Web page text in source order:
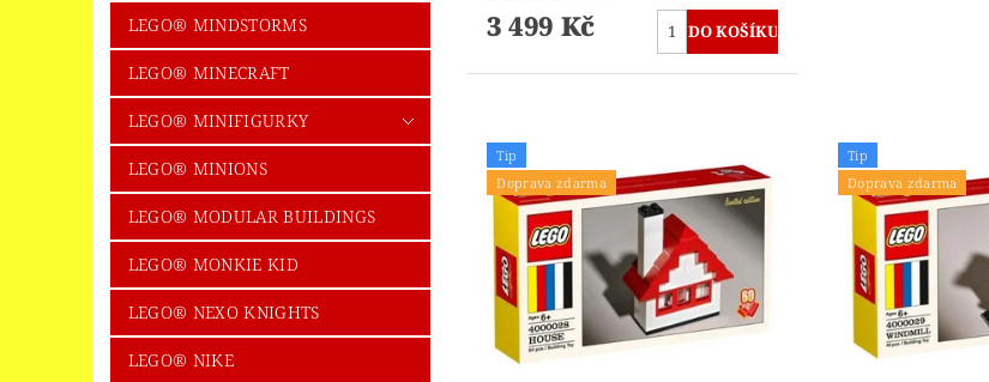
LEGO® MINDSTORMS
LEGO® MINECRAFT
LEGO® MINIFIGURKY
LEGO® MINIONS
LEGO® MODULAR BUILDINGS
LEGO® MONKIE KID
LEGO® NEXO KNIGHTS
LEGO® NIKE
3 499 Kč
Tip
Doprava zdarma
Tip
Doprava zdarma